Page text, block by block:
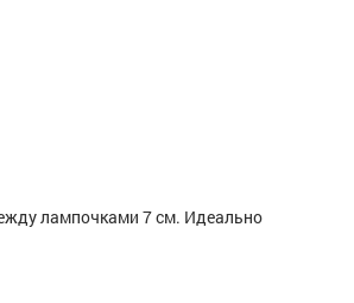
лампочками 7 см. Идеально